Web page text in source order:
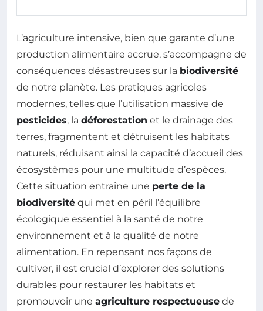
L’agriculture intensive, bien que garante d’une
production alimentaire accrue, s’accompagne de
conséquences désastreuses sur la biodiversité
de notre planète. Les pratiques agricoles
modernes, telles que l’utilisation massive de
pesticides, la déforestation et le drainage des
terres, fragmentent et détruisent les habitats
naturels, réduisant ainsi la capacité d’accueil des
écosystèmes pour une multitude d’espèces.
Cette situation entraîne une perte de la
biodiversité qui met en péril l’équilibre
écologique essentiel à la santé de notre
environnement et à la qualité de notre
alimentation. En repensant nos façons de
cultiver, il est crucial d’explorer des solutions
durables pour restaurer les habitats et
promouvoir une agriculture respectueuse de